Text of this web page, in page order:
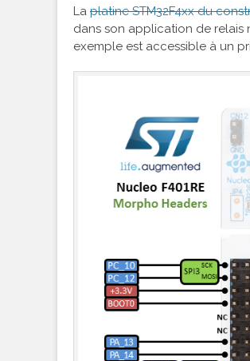
La platine STM32F4xx du
dans son application de relais
exemple est accessible à un